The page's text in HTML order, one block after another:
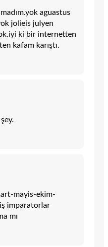
aguastus
jolieis julyen
ki bir internetten
kafam karıştı.
mayis-ekim-
imparatorlar
mı